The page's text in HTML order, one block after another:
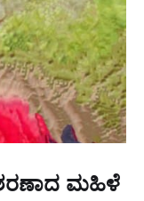
ಶರಣಾದ ಮಹಿಳೆ